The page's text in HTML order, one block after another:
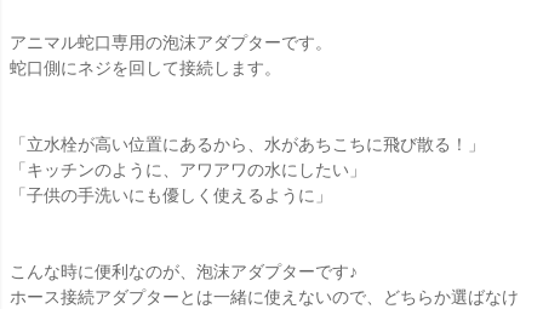
アニマル蛇口専用の泡沫アダプターです。
蛇口側にネジを回して接続します。
「立水栓が高い位置にあるから、水があちこちに飛び散る！」
「キッチンのように、アワアワの水にしたい」
「子供の手洗いにも優しく使えるように」
こんな時に便利なのが、泡沫アダプターです♪
ホース接続アダプターとは一緒に使えないので、どちらか選ばなけ